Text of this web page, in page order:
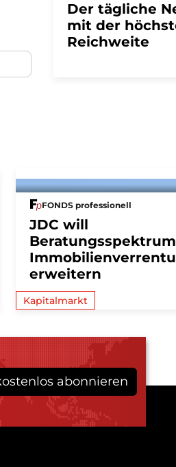
Der tägliche
mit der
Reichweite
FONDS professionell
JDC will
erweitern
Kapitalmarkt
abonnieren